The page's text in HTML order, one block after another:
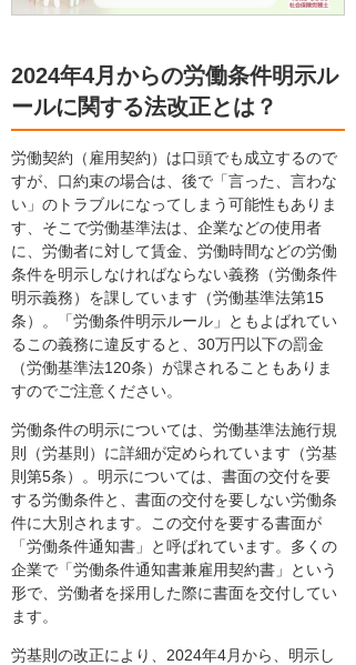
2024年4月からの労働条件明示ル
ールに関する法改正とは？
労働契約（雇用契約）は口頭でも成立するので
すが、口約束の場合は、後で「言った、言わな
い」のトラブルになってしまう可能性もありま
す、そこで労働基準法は、企業などの使用者
に、労働者に対して賃金、労働時間などの労働
条件を明示しなければならない義務（労働条件
明示義務）を課しています（労働基準法第15
条）。「労働条件明示ルール」ともよばれてい
るこの義務に違反すると、30万円以下の罰金
（労働基準法120条）が課されることもありま
すのでご注意ください。
労働条件の明示については、労働基準法施行規
則（労基則）に詳細が定められています（労基
則第5条）。明示については、書面の交付を要
する労働条件と、書面の交付を要しない労働条
件に大別されます。この交付を要する書面が
「労働条件通知書」と呼ばれています。多くの
企業で「労働条件通知書兼雇用契約書」という
形で、労働者を採用した際に書面を交付してい
ます。
労基則の改正により、2024年4月から、明示し